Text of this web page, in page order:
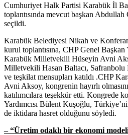
Cumhuriyet Halk Partisi Karabük İl
toplantısında mevcut başkan Abdullah
seçildi.
Karabük Belediyesi Nikah ve
kurul toplantısına, CHP Genel Başkan
Karabük Milletvekili Hüseyin Avni
Milletvekili Hasan Baltacı,
ve teşkilat mensupları katıldı .CHP
Avni Aksoy, kongrenin hayırlı
katılımcılara teşekkür etti. Kongrede
Yardımcısı Bülent Kuşoğlu,
de iktidara hasret olduğunu söyledi.
– “Üretim odaklı bir ekonomi